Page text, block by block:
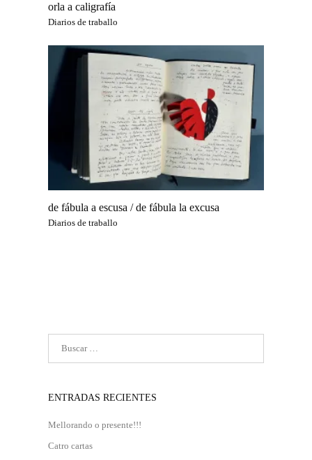
orla a caligrafía
Diarios de traballo
de fábula a escusa / de fábula la excusa
Diarios de traballo
ENTRADAS RECIENTES
Mellorando o presente!!!
Catro cartas